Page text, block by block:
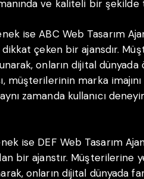
ve kaliteli bir şekilde
ise ABC Web Tasarım
dikkat çeken bir ajansdır.
onların dijital dünyada
müşterilerinin marka
zamanda kullanıcı
ise DEF Web Tasarım
bir ajanstır. Müşterilerine
onların dijital dünyada